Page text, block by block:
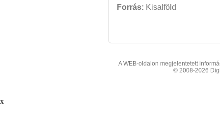
Forrás: Kisalföld
A WEB-oldalon megjelentetett
© 2008-2026
x